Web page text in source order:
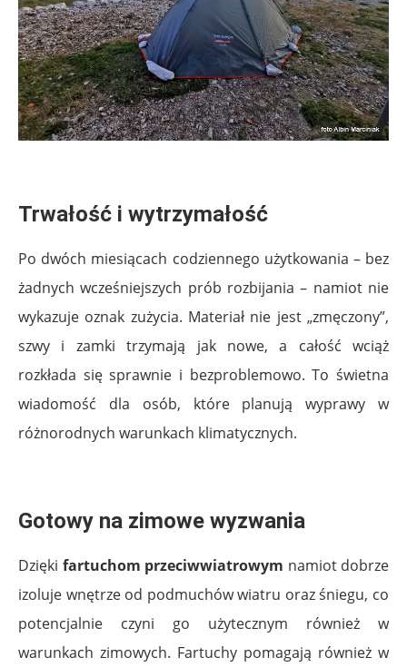
Trwałość i wytrzymałość
Po dwóch miesiącach codziennego użytkowania – bez
żadnych wcześniejszych prób rozbijania – namiot nie
wykazuje oznak zużycia. Materiał nie jest „zmęczony”,
szwy i zamki trzymają jak nowe, a całość wciąż
rozkłada się sprawnie i bezproblemowo. To świetna
wiadomość dla osób, które planują wyprawy w
różnorodnych warunkach klimatycznych.
Gotowy na zimowe wyzwania
Dzięki fartuchom przeciwwiatrowym namiot dobrze
izoluje wnętrze od podmuchów wiatru oraz śniegu, co
potencjalnie czyni go użytecznym również w
warunkach zimowych. Fartuchy pomagają również w